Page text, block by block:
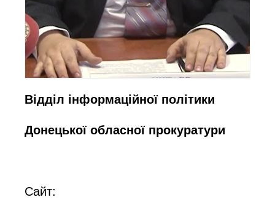
Відділ інформаційної політики
Донецької обласної прокуратури
Сайт: